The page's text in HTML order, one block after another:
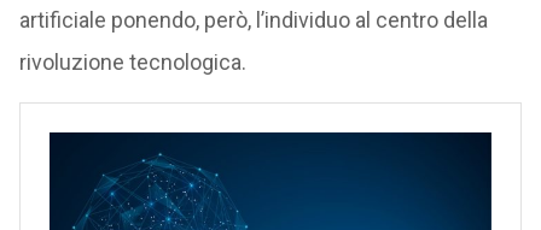
artificiale ponendo, però, l’individuo al centro della
rivoluzione tecnologica.